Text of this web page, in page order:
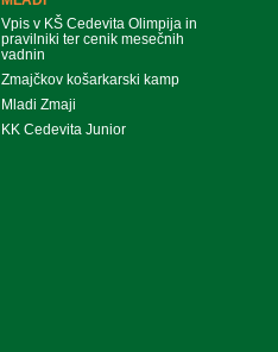
Vpis v KŠ Cedevita Olimpija in
pravilniki ter cenik mesečnih
vadnin
Zmajčkov košarkarski kamp
Mladi Zmaji
KK Cedevita Junior